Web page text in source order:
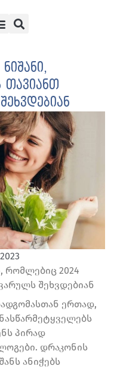
რომლებიც 2024
შეხვდებიან
ერთად,
პირად
დრაკონის
ანიჭებს